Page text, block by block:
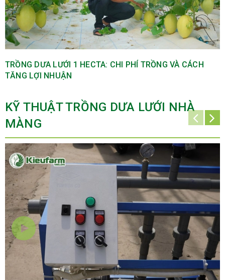
TRỒNG DƯA LƯỚI 1 HECTA: CHI PHÍ TRỒNG VÀ CÁCH
TĂNG LỢI NHUẬN
KỸ THUẬT TRỒNG DƯA LƯỚI NHÀ
MÀNG